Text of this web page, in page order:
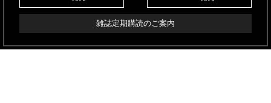
雑誌定期購読のご案内